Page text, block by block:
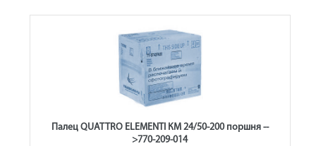
Палец QUATTRO ELEMENTI КМ 24/50-200 поршня --
>770-209-014